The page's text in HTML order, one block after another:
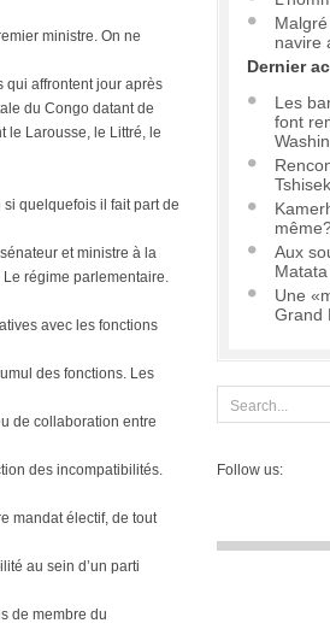
ministre. On ne
qui affrontent jour après
du Congo datant de
le Larousse, le Littré, le
si quelquefois il fait part de
et ministre à la
régime parlementaire.
avec les fonctions
des fonctions. Les
de collaboration entre
des incompatibilités.
mandat électif, de tout
au sein d’un parti
de membre du
navire
Dernier
Les
font
Aux
Une
Grand
Follow us: